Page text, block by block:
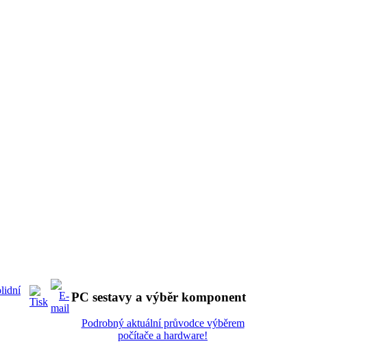
PC sestavy a výběr komponent
Podrobný aktuální průvodce výběrem
počítače a hardware!